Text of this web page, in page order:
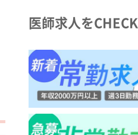
医師求人をCHECK